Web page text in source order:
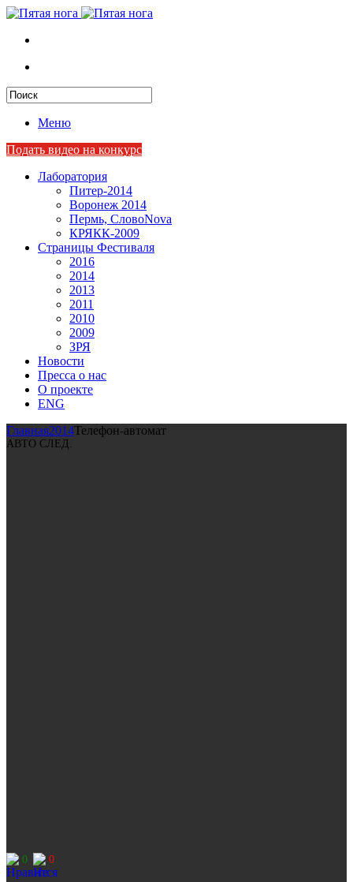
Меню
Подать видео на конкурс
Лаборатория
Питер-2014
Воронеж 2014
Пермь, СловоNova
КРЯКК-2009
Страницы Фестиваля
2016
2014
2013
2011
2010
2009
ЗРЯ
Новости
Пресса о нас
О проекте
ENG
Главная2014Телефон-автомат
АВТО СЛЕД.
0 0